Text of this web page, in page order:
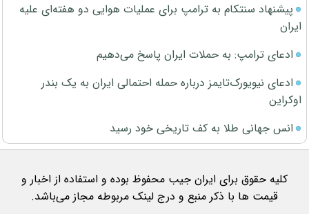
پیشنهاد سنتکام به ترامپ برای عملیات هوایی دو هفته‌ای علیه
ایران
ادعای ترامپ: به حملات ایران پاسخ می‌دهیم
ادعای نیویورک‌تایمز درباره حمله احتمالی ایران به یک بندر
اوکراین
انس جهانی طلا به کف تاریخی خود رسید
کلیه حقوق برای ایران جیب محفوظ بوده و استفاده از اخبار و
قیمت ها با ذکر منبع و درج لینک مربوطه مجاز می‌باشد.